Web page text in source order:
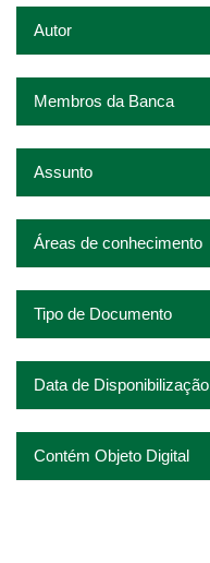
Autor
Membros da Banca
Assunto
Áreas de conhecimento
Tipo de Documento
Data de Disponibilização
Contém Objeto Digital